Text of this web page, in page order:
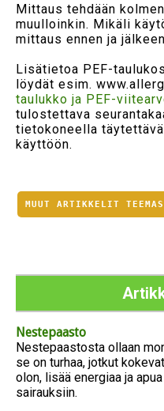
Mittaus tehdään
muulloinkin. Mikäli
mittaus ennen ja
Lisätietoa PEF-
löydät esim.
taulukko ja PEF-
tulostettava
tietokoneella
käyttöön.
MUUT ARTIKKELIT
Nestepaasto
Nestepaastosta ollaan
se on turhaa, jotkut
olon, lisää energiaa ja
sairauksiin.